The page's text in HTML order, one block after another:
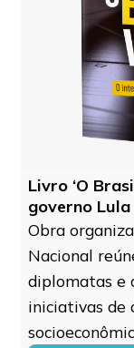
Livro ‘O
governo
Obra
Nacional
diplomatas e
iniciativas de